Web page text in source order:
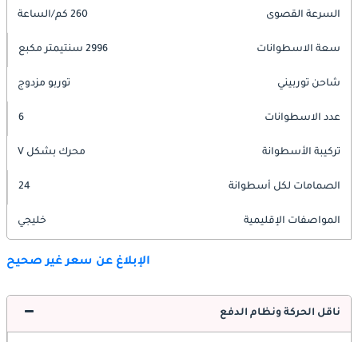
السرعة القصوى 260 كم/الساعة
سعة الاسطوانات 2996 سنتيمتر مكبع
شاحن توربيني توربو مزدوج
عدد الاسطوانات 6
تركيبة الأسطوانة محرك بشكل V
الصمامات لكل أسطوانة 24
المواصفات الإقليمية خليجي
الإبلاغ عن سعر غير صحيح
ناقل الحركة ونظام الدفع